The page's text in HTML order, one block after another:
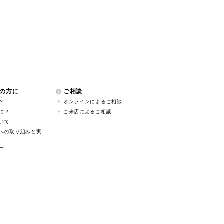
方に
？
て
の取り組みと実
ご相談
オンラインによるご相談
ご来店によるご相談